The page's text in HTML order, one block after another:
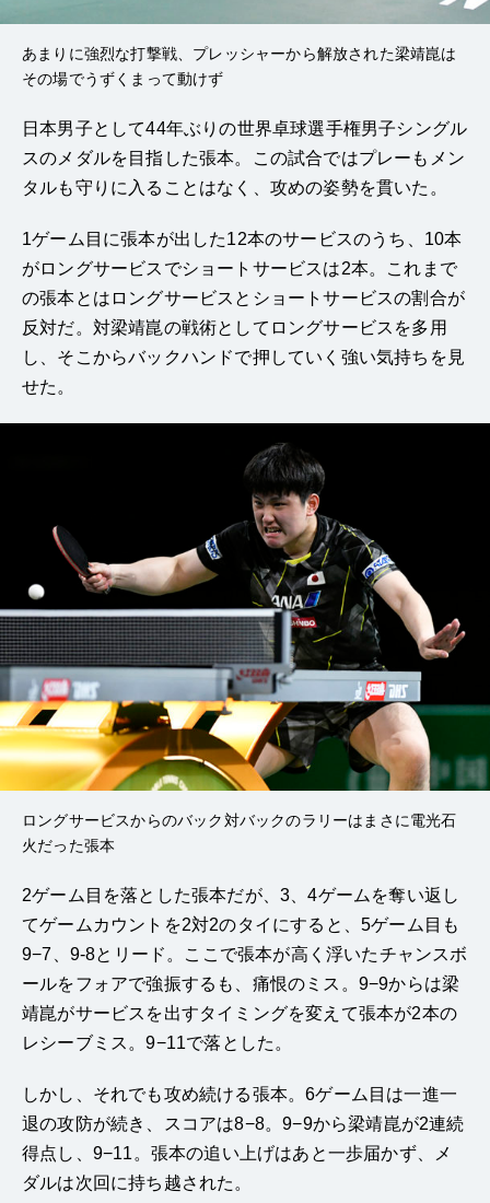
あまりに強烈な打撃戦、プレッシャーから解放された梁靖崑は
その場でうずくまって動けず
日本男子として44年ぶりの世界卓球選手権男子シングル
スのメダルを目指した張本。この試合ではプレーもメン
タルも守りに入ることはなく、攻めの姿勢を貫いた。
1ゲーム目に張本が出した12本のサービスのうち、10本
がロングサービスでショートサービスは2本。これまで
の張本とはロングサービスとショートサービスの割合が
反対だ。対梁靖崑の戦術としてロングサービスを多用
し、そこからバックハンドで押していく強い気持ちを見
せた。
ロングサービスからのバック対バックのラリーはまさに電光石
火だった張本
2ゲーム目を落とした張本だが、3、4ゲームを奪い返し
てゲームカウントを2対2のタイにすると、5ゲーム目も
9−7、9-8とリード。ここで張本が高く浮いたチャンスボ
ールをフォアで強振するも、痛恨のミス。9−9からは梁
靖崑がサービスを出すタイミングを変えて張本が2本の
レシーブミス。9−11で落とした。
しかし、それでも攻め続ける張本。6ゲーム目は一進一
退の攻防が続き、スコアは8−8。9−9から梁靖崑が2連続
得点し、9−11。張本の追い上げはあと一歩届かず、メ
ダルは次回に持ち越された。